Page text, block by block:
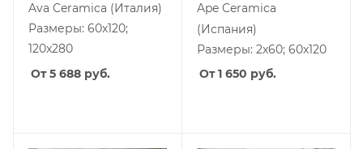
Ava Ceramica (Италия)
Размеры: 60x120;
120x280
От 5 688 руб.
Ape Ceramica
(Испания)
Размеры: 2x60; 60x120
От 1 650 руб.